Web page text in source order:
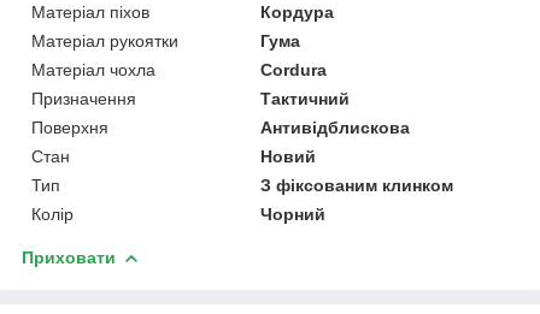
Матеріал піхов
Кордура
Матеріал рукоятки
Гума
Матеріал чохла
Cordura
Призначення
Тактичний
Поверхня
Антивідблискова
Стан
Новий
Тип
З фіксованим клинком
Колір
Чорний
Приховати